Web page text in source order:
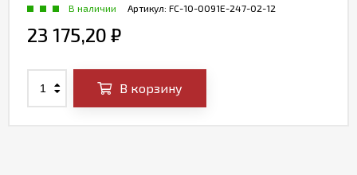
Артикул: FC-10-0091E-247-02-12
В наличии
23 175,20 ₽
В корзину